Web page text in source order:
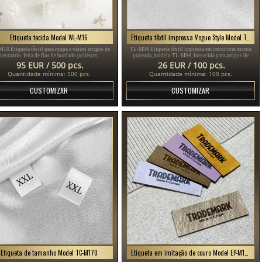
Etiqueta tecida Model WL-M16
Etiqueta têxtil para roupa e vários artigos de
vestuário, feita de fios de bordado poliéster,
de acordo com o Design do cliente em
cores diferentes.
95 EUR / 500 pcs.
Quantidade mínima: 500 pcs.
CUSTOMIZAR
TL-M94 Etiqueta têxtil impressa em cetim com escrita
prateada, modelo TL-M94, fornecida para artigos de
vestuário, diferentes peças de roupa e acessórios.
26 EUR / 100 pcs.
Quantidade mínima: 100 pcs.
CUSTOMIZAR
Etiqueta de tamanho Model TC-M170